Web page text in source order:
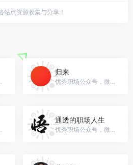
站点资源收集与分享！
归来
优秀职场公众号，微信号：gh_ed62d4457dd4
通透的职场人生
优秀职场公众号，微信号：laojiaoshou1688